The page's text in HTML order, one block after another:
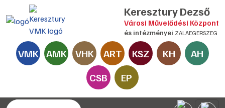
Keresztury Dezső
Városi Művelődési Központ
és intézményei ZALAEGERSZEG
VMK AMK VHK ART KSZ KH
AH
CSB
EP